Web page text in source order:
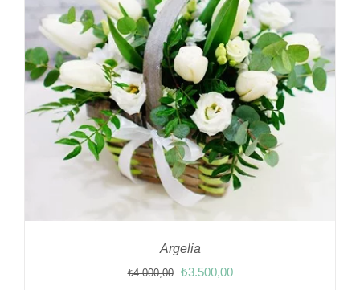
Argelia
₺4.000,00
Orijinal
₺3.500,00Şu